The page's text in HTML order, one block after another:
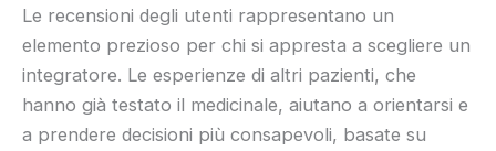
Le recensioni degli utenti rappresentano un
elemento prezioso per chi si appresta a scegliere un
integratore. Le esperienze di altri pazienti, che
hanno già testato il medicinale, aiutano a orientarsi e
a prendere decisioni più consapevoli, basate su